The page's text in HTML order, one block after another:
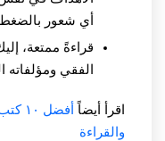
أي شعور
قراءةً ممتعة،
الفقي ومؤلفاته
اقرأ أيضاً
والقراءة